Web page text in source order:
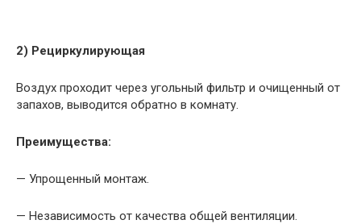
2) Рециркулирующая
Воздух проходит через угольный фильтр и очищенный от
запахов, выводится обратно в комнату.
Преимущества:
— Упрощенный монтаж.
— Независимость от качества общей вентиляции.